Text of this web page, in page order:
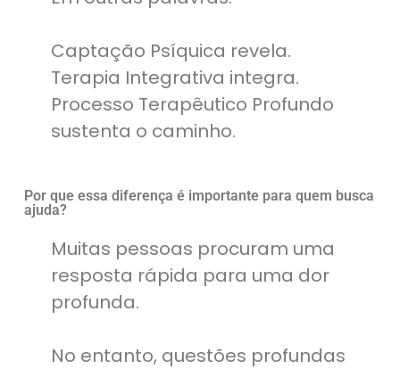
Captação Psíquica revela.
Terapia Integrativa integra.
Processo Terapêutico Profundo
sustenta o caminho.
Por que essa diferença é importante para quem busca
ajuda?
Muitas pessoas procuram uma
resposta rápida para uma dor
profunda.
No entanto, questões profundas